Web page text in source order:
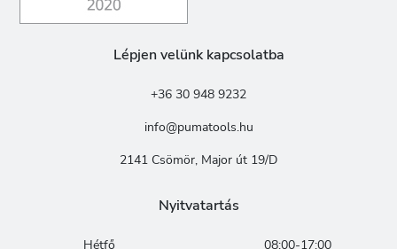
Lépjen velünk kapcsolatba
+36 30 948 9232
info@pumatools.hu
2141 Csömör, Major út 19/D
Nyitvatartás
Hétfő
08:00-17:00